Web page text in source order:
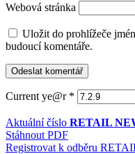
Webová stránka
Uložit do prohlížeče
budoucí komentáře.
Current ye@r *
Aktuální číslo RETAIL
Stáhnout PDF
Registrovat k odběru